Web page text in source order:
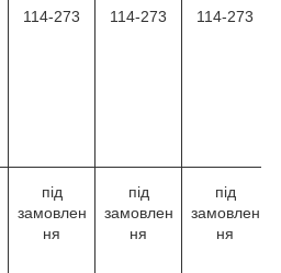
114-273 114-273 114-273
під
замовлен
ня
під
замовлен
ня
під
замовлен
ня